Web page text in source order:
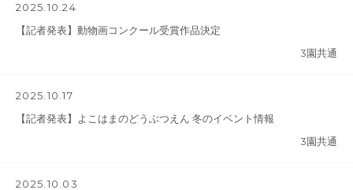
2025.10.24
【記者発表】動物画コンクール受賞作品決定
3園共通
2025.10.17
【記者発表】よこはまのどうぶつえん 冬のイベント情報
3園共通
2025.10.03